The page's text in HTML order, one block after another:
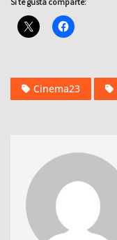
Cinema23